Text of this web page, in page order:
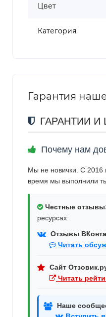
Цвет
Категория
Гарантия
ГАРАНТИИ
Почему нам
Мы не новички. С 2016
время мы выполнили
Честные
ресурсах:
Отзывы
Читать
Сайт
Читать
Наше